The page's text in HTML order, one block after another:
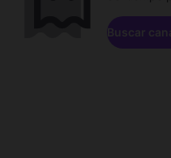
Buscar